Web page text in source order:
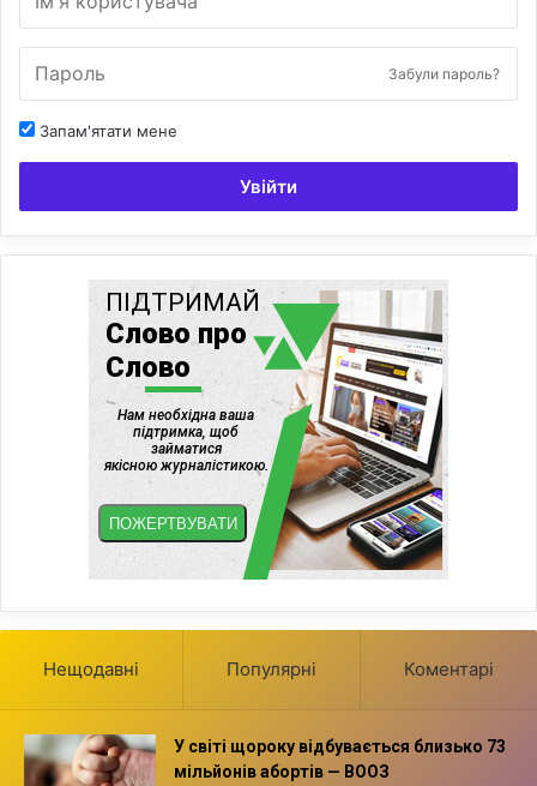
Забули пароль?
Запам'ятати мене
Увійти
Нещодавні Популярні Коментарі
У світі щороку відбувається близько 73
мільйонів абортів — ВООЗ